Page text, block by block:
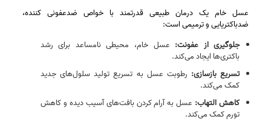
عسل خام یک درمان طبیعی قدرتمند با خواص ضدعفونی‌ کننده،
ضدباکتریایی و ترمیمی است:
جلوگیری از عفونت: عسل خام، محیطی نامساعد برای رشد
باکتری‌ها ایجاد می‌کند.
تسریع بازسازی: رطوبت عسل به تسریع تولید سلول‌های جدید
کمک می‌کند.
کاهش التهاب: عسل به آرام کردن بافت‌های آسیب‌ دیده و کاهش
تورم کمک می‌کند.